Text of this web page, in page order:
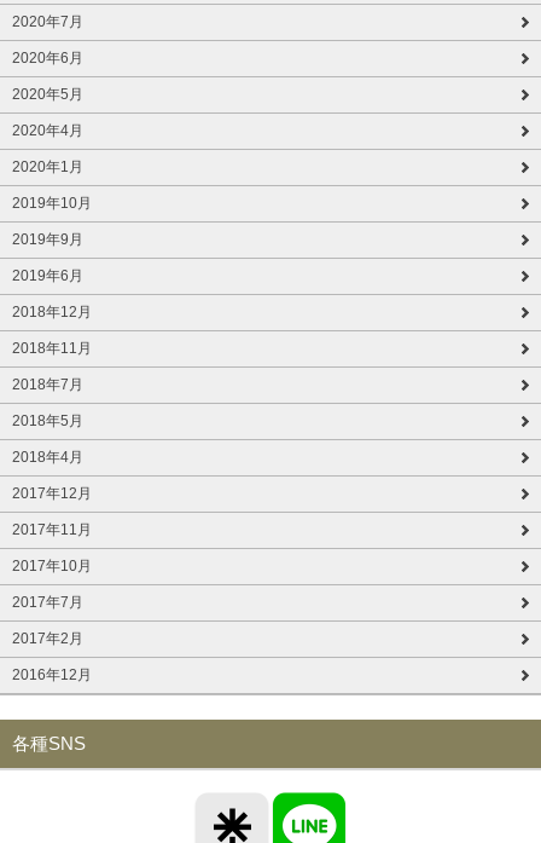
2020年7月
2020年6月
2020年5月
2020年4月
2020年1月
2019年10月
2019年9月
2019年6月
2018年12月
2018年11月
2018年7月
2018年5月
2018年4月
2017年12月
2017年11月
2017年10月
2017年7月
2017年2月
2016年12月
各種SNS